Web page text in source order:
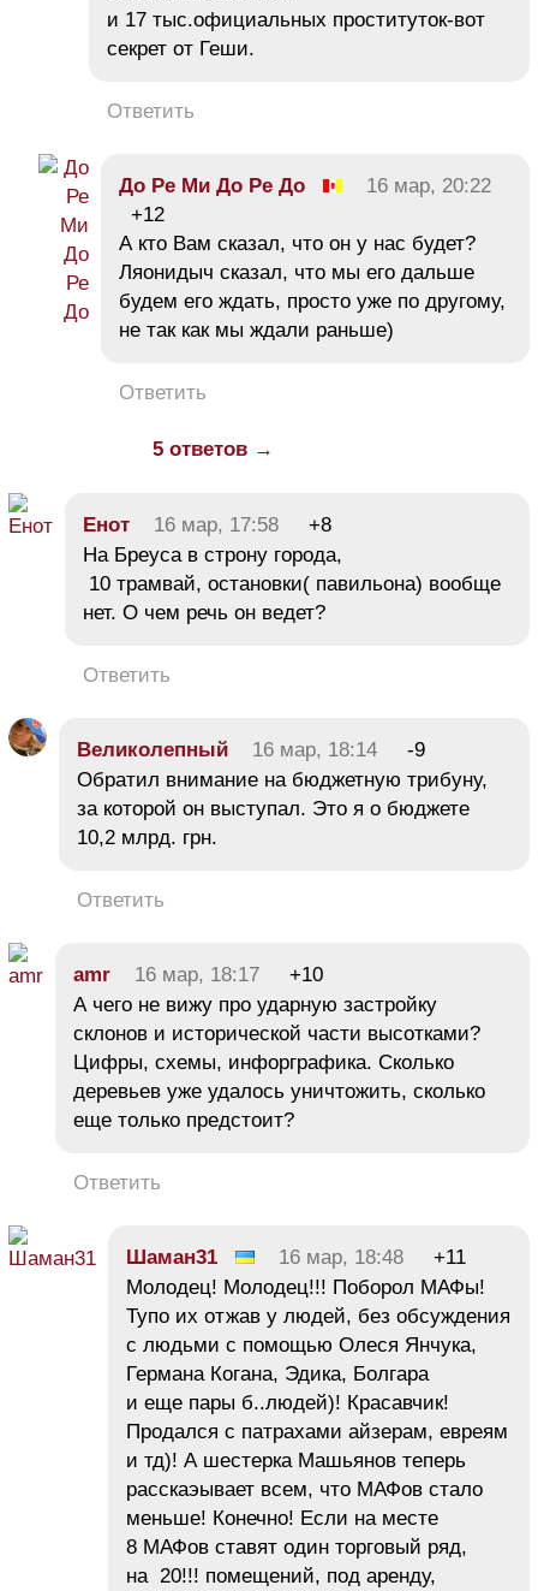
и 17 тыс.официальных проституток-вот
секрет от Геши.
Ответить
До Ре Ми До Ре До
16 мар, 20:22
+12
А кто Вам сказал, что он у нас будет?
Ляонидыч сказал, что мы его дальше
будем его ждать, просто уже по другому,
не так как мы ждали раньше)
Ответить
5 ответов →
Енот 16 мар, 17:58
+8
На Бреуса в строну города,
10 трамвай, остановки( павильона) вообще
нет. О чем речь он ведет?
Ответить
Великолепный 16 мар, 18:14
-9
Обратил внимание на бюджетную трибуну,
за которой он выступал. Это я о бюджете
10,2 млрд. грн.
Ответить
amr 16 мар, 18:17
+10
А чего не вижу про ударную застройку
склонов и исторической части высотками?
Цифры, схемы, инфорграфика. Сколько
деревьев уже удалось уничтожить, сколько
еще только предстоит?
Ответить
Шаман31 16 мар, 18:48
+11
Молодец! Молодец!!! Поборол МАФы!
Тупо их отжав у людей, без обсуждения
с людьми с помощью Олеся Янчука,
Германа Когана, Эдика, Болгара
и еще пары б..людей)! Красавчик!
Продался с патрахами айзерам, евреям
и тд)! А шестерка Машьянов теперь
расскаэывает всем, что МАФов стало
меньше! Конечно! Если на месте
8 МАФов ставят один торговый ряд,
на 20!!! помещений, под аренду,